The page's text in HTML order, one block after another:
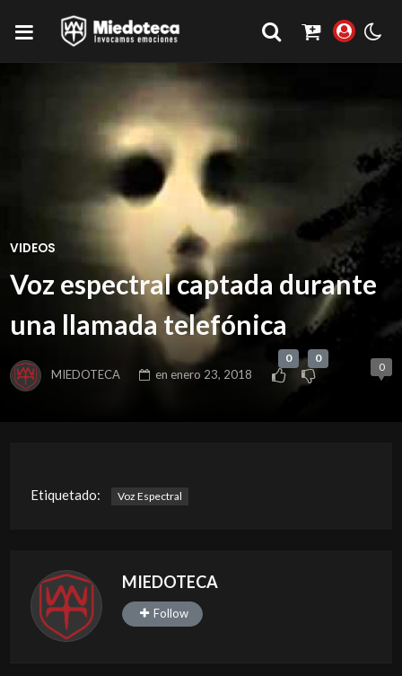
VIDEOS
Voz espectral captada durante
una llamada telefónica
MIEDOTECA en enero 23, 2018
0 0
0
Etiquetado: Voz Espectral
MIEDOTECA
Follow